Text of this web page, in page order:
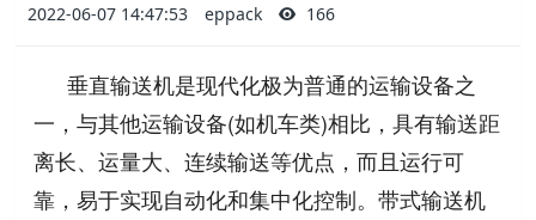
2022-06-07 14:47:53 eppack 166
垂直输送机是现代化极为普通的运输设备之
一，与其他运输设备(如机车类)相比，具有输送距
离长、运量大、连续输送等优点，而且运行可
靠，易于实现自动化和集中化控制。带式输送机